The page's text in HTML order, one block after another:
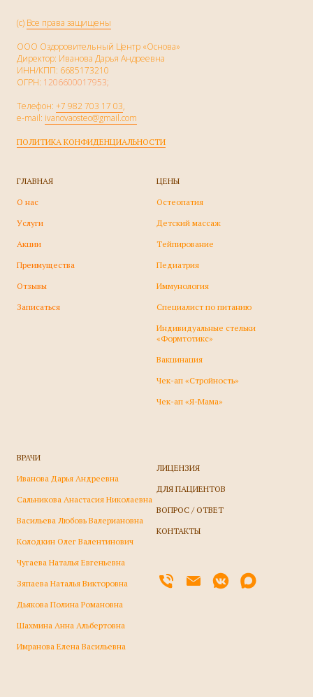
(c) Все права защищены
ООО Оздоровительный Центр «Основа»
Директор: Иванова Дарья Андреевна
ИНН/КПП: 6685173210
ОГРН: 1206600017953;
Телефон: +7 982 703 17 03,
e-mail: ivanovaosteo@gmail.com
ПОЛИТИКА КОНФИДЕНЦИАЛЬНОСТИ
ГЛАВНАЯ
О нас
Услуги
Акции
Преимущества
Отзывы
Записаться
ЦЕНЫ
Остеопатия
Детский массаж
Тейпирование
Педиатрия
Иммунология
Специалист по питанию
Индивидуальные стельки
«‎Формтотикс»
Вакцинация
Чек-ап «Стройность»
Чек-ап «Я-Мама»
ВРАЧИ
Иванова Дарья Андреевна
Сальникова Анастасия Николаевна
Васильева Любовь Валериановна
Колодкин Олег Валентинович
Чугаева Наталья Евгеньевна
Зяпаева Наталья Викторовна
Дьякова Полина Романовна
Шахмина Анна Альбертовна
Имранова Елена Васильевна
ЛИЦЕНЗИЯ
ДЛЯ ПАЦИЕНТОВ
ВОПРОС / ОТВЕТ
КОНТАКТЫ